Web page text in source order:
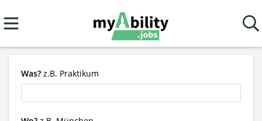
Was? z.B. Praktikum